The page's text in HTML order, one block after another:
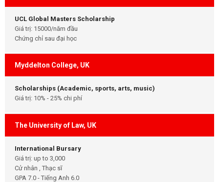
UCL Global Masters Scholarship
Giá trị: 15000/năm đầu
Chứng chỉ sau đại học
Myddelton College, UK
Scholarships (Academic, sports, arts, music)
Giá trị: 10% - 25% chi phí
The University of Law, UK
International Bursary
Giá trị: up to 3,000
Cử nhân , Thạc sĩ
GPA 7.0 - Tiếng Anh 6.0